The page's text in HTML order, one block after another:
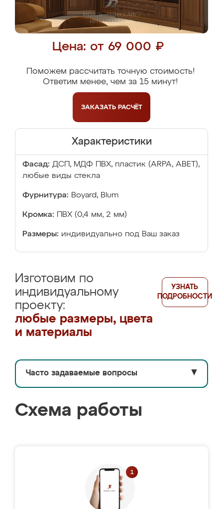
Цена: от 69 000 ₽
Поможем рассчитать точную стоимость!
Ответим менее, чем за 15 минут!
ЗАКАЗАТЬ РАСЧЁТ
Характеристики
Фасад: ДСП, МДФ ПВХ, пластик (ARPA, ABET),
любые виды стекла
Фурнитура: Boyard, Blum
Кромка: ПВХ (0,4 мм, 2 мм)
Размеры: индивидуально под Ваш заказ
Изготовим по
индивидуальному
проекту:
любые размеры, цвета
и материалы
УЗНАТЬ
ПОДРОБНОСТИ
Часто задаваемые вопросы ▼
Схема работы